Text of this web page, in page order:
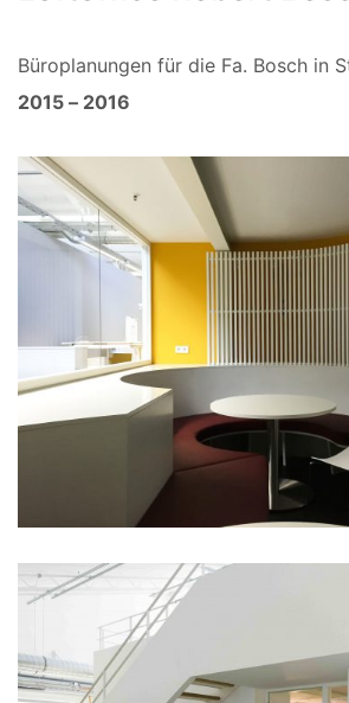
Büroplanungen für die Fa. Bosch in
2015 – 2016